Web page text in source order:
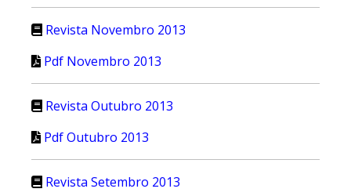
Revista Novembro 2013
Pdf Novembro 2013
Revista Outubro 2013
Pdf Outubro 2013
Revista Setembro 2013